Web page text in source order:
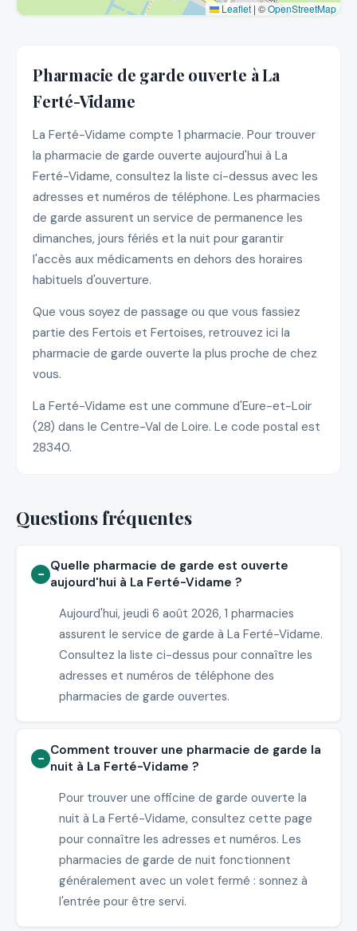
Leaflet | ©OpenStreetMap
Pharmacie de garde ouverte à La
Ferté-Vidame
La Ferté-Vidame compte 1 pharmacie. Pour trouver
la pharmacie de garde ouverte aujourd'hui à La
Ferté-Vidame, consultez la liste ci-dessus avec les
adresses et numéros de téléphone. Les pharmacies
de garde assurent un service de permanence les
dimanches, jours fériés et la nuit pour garantir
l'accès aux médicaments en dehors des horaires
habituels d'ouverture.
Que vous soyez de passage ou que vous fassiez
partie des Fertois et Fertoises, retrouvez ici la
pharmacie de garde ouverte la plus proche de chez
vous.
La Ferté-Vidame est une commune d'Eure-et-Loir
(28) dans le Centre-Val de Loire. Le code postal est
28340.
Questions fréquentes
Quelle pharmacie de garde est ouverte
aujourd'hui à La Ferté-Vidame ?
Aujourd'hui, jeudi 6 août 2026, 1 pharmacies
assurent le service de garde à La Ferté-Vidame.
Consultez la liste ci-dessus pour connaître les
adresses et numéros de téléphone des
pharmacies de garde ouvertes.
Comment trouver une pharmacie de garde la
nuit à La Ferté-Vidame ?
Pour trouver une officine de garde ouverte la
nuit à La Ferté-Vidame, consultez cette page
pour connaître les adresses et numéros. Les
pharmacies de garde de nuit fonctionnent
généralement avec un volet fermé : sonnez à
l'entrée pour être servi.